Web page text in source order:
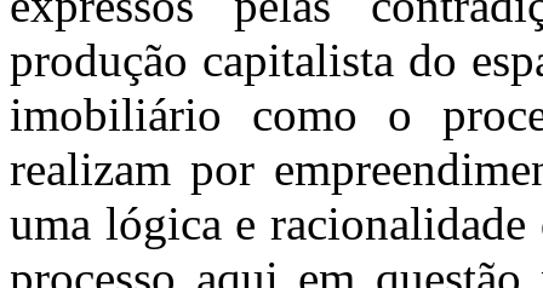
produção capitalista do
imobiliário como o
realizam por
uma lógica e